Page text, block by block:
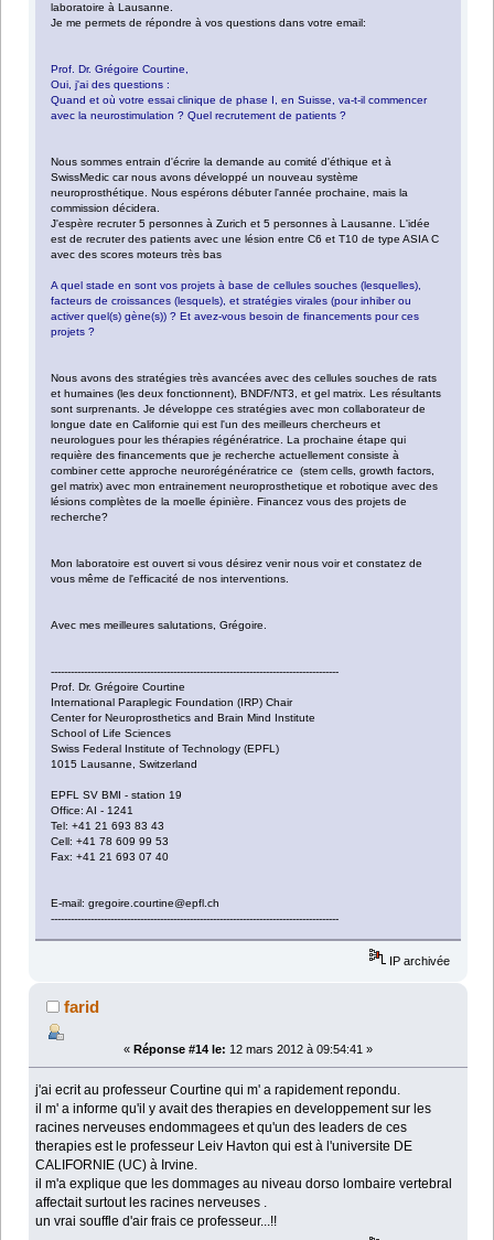
laboratoire à Lausanne.
Je me permets de répondre à vos questions dans votre email:
Prof. Dr. Grégoire Courtine,
Oui, j'ai des questions :
Quand et où votre essai clinique de phase I, en Suisse, va-t-il commencer
avec la neurostimulation ? Quel recrutement de patients ?
Nous sommes entrain d'écrire la demande au comité d'éthique et à
SwissMedic car nous avons développé un nouveau système
neuroprosthétique. Nous espérons débuter l'année prochaine, mais la
commission décidera.
J'espère recruter 5 personnes à Zurich et 5 personnes à Lausanne. L'idée
est de recruter des patients avec une lésion entre C6 et T10 de type ASIA C
avec des scores moteurs très bas
A quel stade en sont vos projets à base de cellules souches (lesquelles),
facteurs de croissances (lesquels), et stratégies virales (pour inhiber ou
activer quel(s) gène(s)) ? Et avez-vous besoin de financements pour ces
projets ?
Nous avons des stratégies très avancées avec des cellules souches de rats
et humaines (les deux fonctionnent), BNDF/NT3, et gel matrix. Les résultants
sont surprenants. Je développe ces stratégies avec mon collaborateur de
longue date en Californie qui est l'un des meilleurs chercheurs et
neurologues pour les thérapies régénératrice. La prochaine étape qui
requière des financements que je recherche actuellement consiste à
combiner cette approche neurorégénératrice ce (stem cells, growth factors,
gel matrix) avec mon entrainement neuroprosthetique et robotique avec des
lésions complètes de la moelle épinière. Financez vous des projets de
recherche?
Mon laboratoire est ouvert si vous désirez venir nous voir et constatez de
vous même de l'efficacité de nos interventions.
Avec mes meilleures salutations, Grégoire.
---------------------------------------------------------------------------------------
Prof. Dr. Grégoire Courtine
International Paraplegic Foundation (IRP) Chair
Center for Neuroprosthetics and Brain Mind Institute
School of Life Sciences
Swiss Federal Institute of Technology (EPFL)
1015 Lausanne, Switzerland
EPFL SV BMI - station 19
Office: AI - 1241
Tel: +41 21 693 83 43
Cell: +41 78 609 99 53
Fax: +41 21 693 07 40
E-mail: gregoire.courtine@epfl.ch
---------------------------------------------------------------------------------------
IP archivée
farid
« Réponse #14 le: 12 mars 2012 à 09:54:41 »
j'ai ecrit au professeur Courtine qui m' a rapidement repondu.
il m' a informe qu'il y avait des therapies en developpement sur les
racines nerveuses endommagees et qu'un des leaders de ces
therapies est le professeur Leiv Havton qui est à l'universite DE
CALIFORNIE (UC) à Irvine.
il m'a explique que les dommages au niveau dorso lombaire vertebral
affectait surtout les racines nerveuses .
un vrai souffle d'air frais ce professeur...!!